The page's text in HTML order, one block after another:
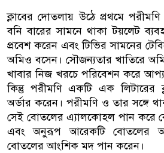
ক্লাবের দোতলায় উঠে প্রথমে
বনি বারের সামনে থাকা টয়লেট
প্রবেশ করেন এবং টিভির সামনের
অমিও বসেন। সৌজন্যতার খাতিরে অমি
খাবার নিজ খরচে পরিবেশন করে
কিন্তু পরীমণি একটি এক লিটারের
অর্ডার করেন। পরীমণি ও তার সঙ্গে
সেই বোতলের এ্যালকোহল পান করে
এবং অনুরূপ আরেকটি বোতলের
বোতলের আংশিক মদ পান করেন।